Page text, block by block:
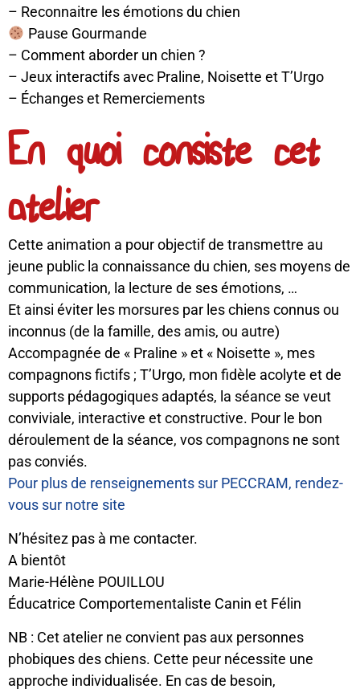
– Reconnaitre les émotions du chien
Pause Gourmande
– Comment aborder un chien ?
– Jeux interactifs avec Praline, Noisette et T’Urgo
– Échanges et Remerciements
En quoi consiste cet
atelier
Cette animation a pour objectif de transmettre au
jeune public la connaissance du chien, ses moyens de
communication, la lecture de ses émotions, …
Et ainsi éviter les morsures par les chiens connus ou
inconnus (de la famille, des amis, ou autre)
Accompagnée de « Praline » et « Noisette », mes
compagnons fictifs ; T’Urgo, mon fidèle acolyte et de
supports pédagogiques adaptés, la séance se veut
conviviale, interactive et constructive. Pour le bon
déroulement de la séance, vos compagnons ne sont
pas conviés.
Pour plus de renseignements sur PECCRAM, rendez-
vous sur notre site
N’hésitez pas à me contacter.
A bientôt
Marie-Hélène POUILLOU
Éducatrice Comportementaliste Canin et Félin
NB : Cet atelier ne convient pas aux personnes
phobiques des chiens. Cette peur nécessite une
approche individualisée. En cas de besoin,